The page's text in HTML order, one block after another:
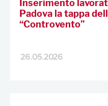
Inserimento
Padova la tappa
“Controvento”
26.05.2026